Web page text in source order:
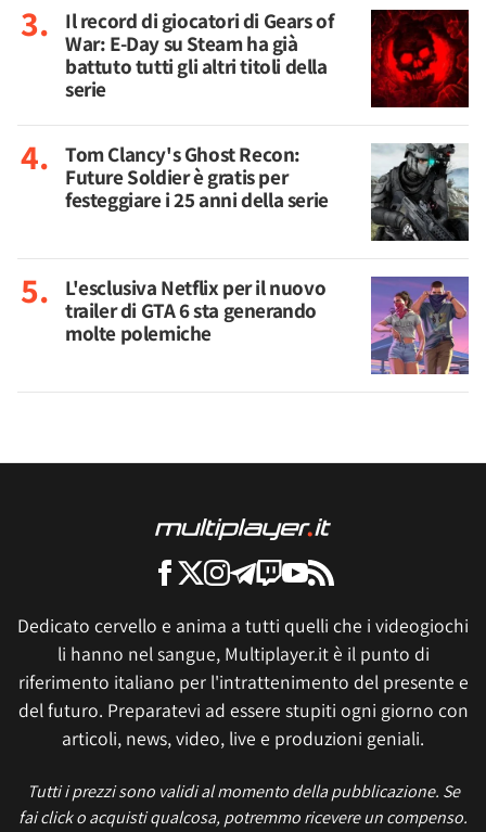
Il record di giocatori di Gears of
War: E-Day su Steam ha già
battuto tutti gli altri titoli della
serie
Tom Clancy's Ghost Recon:
Future Soldier è gratis per
festeggiare i 25 anni della serie
L'esclusiva Netflix per il nuovo
trailer di GTA 6 sta generando
molte polemiche
Dedicato cervello e anima a tutti quelli che i videogiochi
li hanno nel sangue, Multiplayer.it è il punto di
riferimento italiano per l'intrattenimento del presente e
del futuro. Preparatevi ad essere stupiti ogni giorno con
articoli, news, video, live e produzioni geniali.
Tutti i prezzi sono validi al momento della pubblicazione. Se
fai click o acquisti qualcosa, potremmo ricevere un compenso.